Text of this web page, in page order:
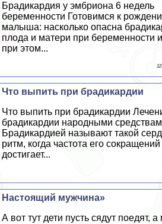
Брадикардия у эмбриона 6 недель
беременности Готовимся к
малыша: насколько опасна
плода и матери при беременности
при этом...
12
Что выпить при брадикардии
Что выпить при брадикардии
брадикардии народными
Брадикардией называют такой
ритм, когда частота его
достигает...
Настоящий мужчина»
А вот тут дети пусть сядут поедят,